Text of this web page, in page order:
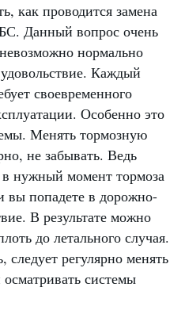
как проводится замена
Данный вопрос очень
нормально
Каждый
своевременного
Особенно это
Менять тормозную
не забывать. Ведь
в нужный момент тормоза
вы попадете в дорожно-
В результате можно
до летального случая.
следует регулярно менять
системы